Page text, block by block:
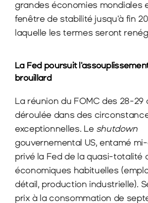
grandes économies mondiales
fenêtre de stabilité jusqu'à fin
laquelle les termes seront
La Fed poursuit
brouillard
La réunion du FOMC des 28-29
déroulée dans des
exceptionnelles. Le shutdown
gouvernemental US, entamé
privé la Fed de la quasi-totalité
économiques habituelles
détail, production industrielle).
prix à la consommation de